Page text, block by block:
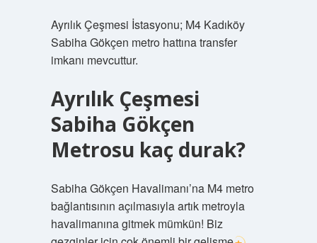
Ayrılık Çeşmesi İstasyonu; M4 Kadıköy
Sabiha Gökçen metro hattına transfer
imkanı mevcuttur.
Ayrılık Çeşmesi
Sabiha Gökçen
Metrosu kaç durak?
Sabiha Gökçen Havalimanı’na M4 metro
bağlantısının açılmasıyla artık metroyla
havalimanına gitmek mümkün! Biz